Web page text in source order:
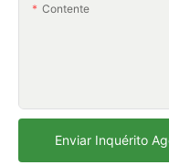
Contente
Enviar Inquérito